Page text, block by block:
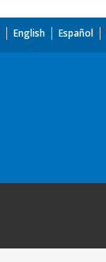
English Español